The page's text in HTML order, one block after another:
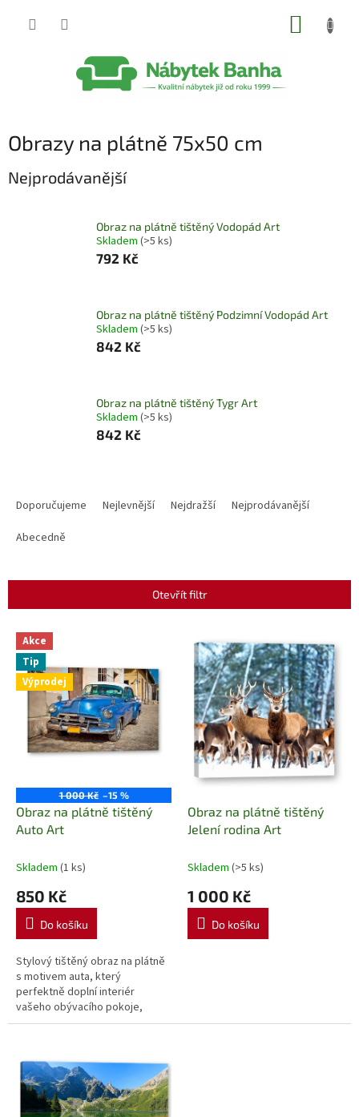
Obrazy na plátně 75x50 cm
Nejprodávanější
Obraz na plátně tištěný Vodopád Art
Skladem (>5 ks)
792 Kč
Obraz na plátně tištěný Podzimní Vodopád Art
Skladem (>5 ks)
842 Kč
Obraz na plátně tištěný Tygr Art
Skladem (>5 ks)
842 Kč
r
Doporučujeme Nejlevnější Nejdražší
Nejprodávanější
Abecedně
Otevřít filtr
V
p
Akce
Tip
Výprodej
1 000 Kč –15 %
Obraz na plátně tištěný
Auto Art
Skladem (1 ks)
850 Kč
Do košíku
Stylový tištěný obraz na plátně
s motivem auta, který
perfektně doplní interiér
vašeho obývacího pokoje,
pracovny nebo garáže. Kvalitní
Obraz na plátně tištěný
Jelení rodina Art
Skladem (>5 ks)
1 000 Kč
Do košíku